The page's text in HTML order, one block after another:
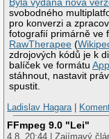
Byla vydána nová
svobodného
pro konverzi a
fotografií primárně ve
RawTherapee (
zdrojových kódů je k
balíček ve formátu
stáhnout, nastavit
spustit.
Ladislav Hagara
FFmpeg 9.0 "Lei"
4.8. 20:44 | Zajímavý